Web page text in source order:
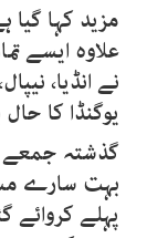
مزید کہا
علاوہ ایسے
نے انڈیا،
یوگنڈا کا
گذشتہ جمعے
بہت سارے
پہلے